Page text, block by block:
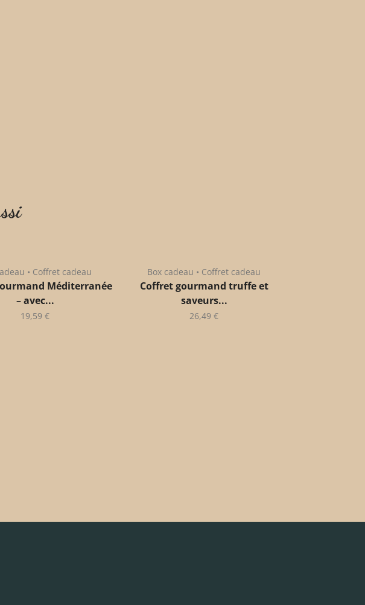
• Coffret cadeau
Méditerranée
– avec...
19,59 €
Box cadeau • Coffret cadeau
Coffret gourmand truffe et
saveurs...
26,49 €